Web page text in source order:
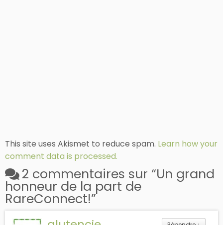
This site uses Akismet to reduce spam. Learn how your
comment data is processed.
2 commentaires sur “Un grand
honneur de la part de
RareConnect!”